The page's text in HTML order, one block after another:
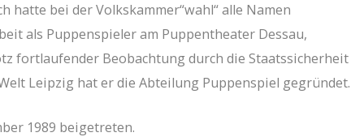
hatte bei der Volkskammer“wahl“ alle Namen
als Puppenspieler am Puppentheater Dessau,
fortlaufender Beobachtung durch die Staatssicherheit
Leipzig hat er die Abteilung Puppenspiel gegründet.
1989 beigetreten.